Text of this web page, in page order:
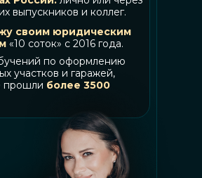
по оформлению
участков и гаражей,
прошли более 3500
своим юридическим
«10 соток» с 2016 года.
выпускников и коллег.